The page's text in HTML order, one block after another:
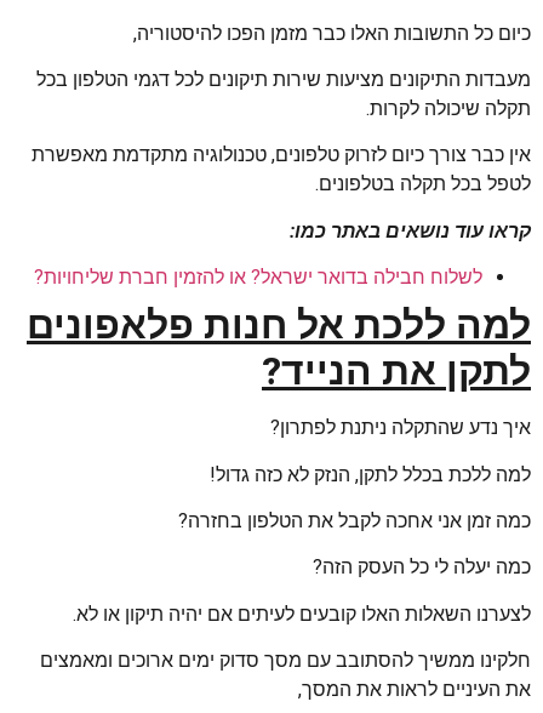
כיום כל התשובות האלו כבר מזמן הפכו להיסטוריה,
מעבדות התיקונים מציעות שירות תיקונים לכל דגמי הטלפון בכל
תקלה שיכולה לקרות.
אין כבר צורך כיום לזרוק טלפונים, טכנולוגיה מתקדמת מאפשרת
לטפל בכל תקלה בטלפונים.
קראו עוד נושאים באתר כמו:
לשלוח חבילה בדואר ישראל? או להזמין חברת שליחויות?
למה ללכת אל חנות פלאפונים
לתקן את הנייד?
איך נדע שהתקלה ניתנת לפתרון?
למה ללכת בכלל לתקן, הנזק לא כזה גדול!
כמה זמן אני אחכה לקבל את הטלפון בחזרה?
כמה יעלה לי כל העסק הזה?
לצערנו השאלות האלו קובעים לעיתים אם יהיה תיקון או לא.
חלקינו ממשיך להסתובב עם מסך סדוק ימים ארוכים ומאמצים
את העיניים לראות את המסך,